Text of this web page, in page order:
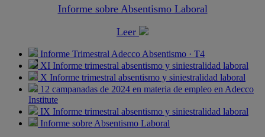
Informe sobre Absentismo Laboral
Leer
Informe Trimestral Adecco Absentismo · T4
XI Informe trimestral absentismo y siniestralidad laboral
X Informe trimestral absentismo y siniestralidad laboral
12 campanadas de 2024 en materia de empleo en Adecco
Institute
IX Informe trimestral absentismo y siniestralidad laboral
Informe sobre Absentismo Laboral